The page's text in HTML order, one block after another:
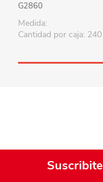
G2860
Medida:
Cantidad por caja: 240